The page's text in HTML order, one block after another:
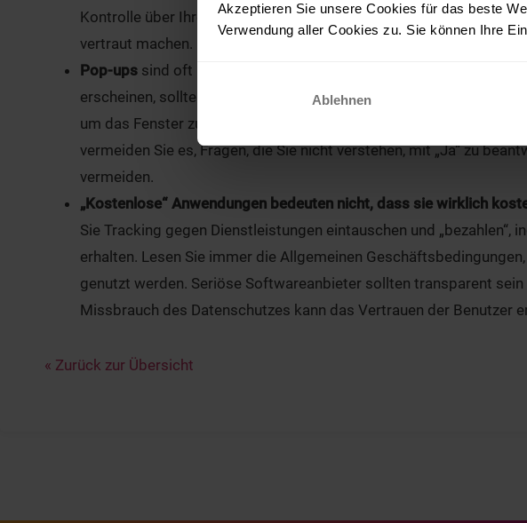
Akzeptieren Sie unsere Cookies für das beste
Verwendung aller Cookies zu. Sie können Ihre
Ablehnen
Kontrolle über Ihre Browser-Sicherheit haben möchten, sollten
vertraut machen.
Pop-ups sind oft betrügerisch und können Schaden anrichten.
erscheinen, sollten Sie niemals blindlings akzeptieren. Klicken Sie
um das Fenster zu schließen. Seien Sie skeptisch gegenüber
vermeiden Sie es, Fragen, die Sie nicht verstehen, mit „Ja“ zu
vermeiden.
„Kostenlose“ Anwendungen bedeuten nicht, dass sie wirklich
Sie Tracking gegen Dienstleistungen eintauschen und „bezahlen“,
erhalten. Lesen Sie immer die Allgemeinen
genutzt werden. Seriöse Softwareanbieter sollten transparent
Missbrauch des Datenschutzes kann das Vertrauen der Benutzer
« Zurück zur Übersicht